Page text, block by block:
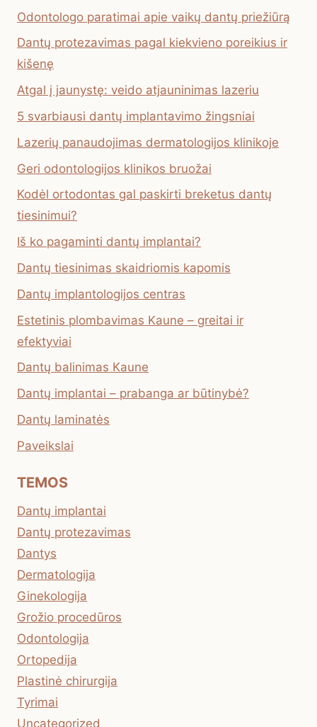
Odontologo paratimai apie vaikų dantų priežiūrą
Dantų protezavimas pagal kiekvieno poreikius ir
kišenę
Atgal į jaunystę: veido atjauninimas lazeriu
5 svarbiausi dantų implantavimo žingsniai
Lazerių panaudojimas dermatologijos klinikoje
Geri odontologijos klinikos bruožai
Kodėl ortodontas gal paskirti breketus dantų
tiesinimui?
Iš ko pagaminti dantų implantai?
Dantų tiesinimas skaidriomis kapomis
Dantų implantologijos centras
Estetinis plombavimas Kaune – greitai ir
efektyviai
Dantų balinimas Kaune
Dantų implantai – prabanga ar būtinybė?
Dantų laminatės
Paveikslai
TEMOS
Dantų implantai
Dantų protezavimas
Dantys
Dermatologija
Ginekologija
Grožio procedūros
Odontologija
Ortopedija
Plastinė chirurgija
Tyrimai
Uncategorized